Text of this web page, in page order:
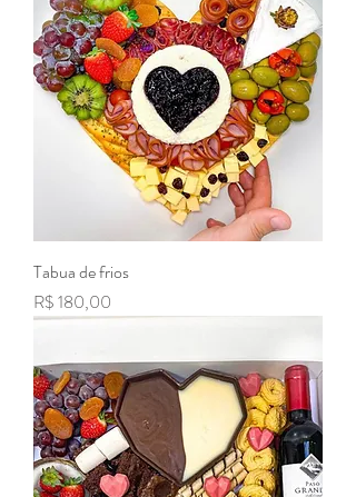
Tabua de frios
Preço
R$ 180,00